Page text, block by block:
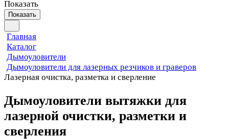
Показать
Показать
Главная
Каталог
Дымоуловители
Дымоуловители для лазерных резчиков и граверов
Лазерная очистка, разметка и сверление
Дымоуловители вытяжки для
лазерной очистки, разметки и
сверления